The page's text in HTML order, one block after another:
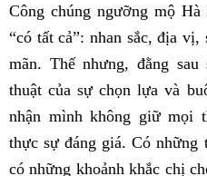
Công chúng ngưỡng mộ
“có tất cả”: nhan sắc, địa
mãn. Thế nhưng, đằng
thuật của sự chọn lựa và
nhận mình không giữ mọi
thực sự đáng giá. Có những
có những khoảnh khắc chị